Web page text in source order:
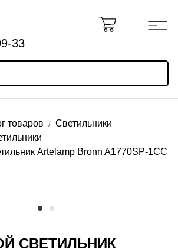
33
товаров
Светильники
Artelamp Bronn A1770SP-1CC
СВЕТИЛЬНИК